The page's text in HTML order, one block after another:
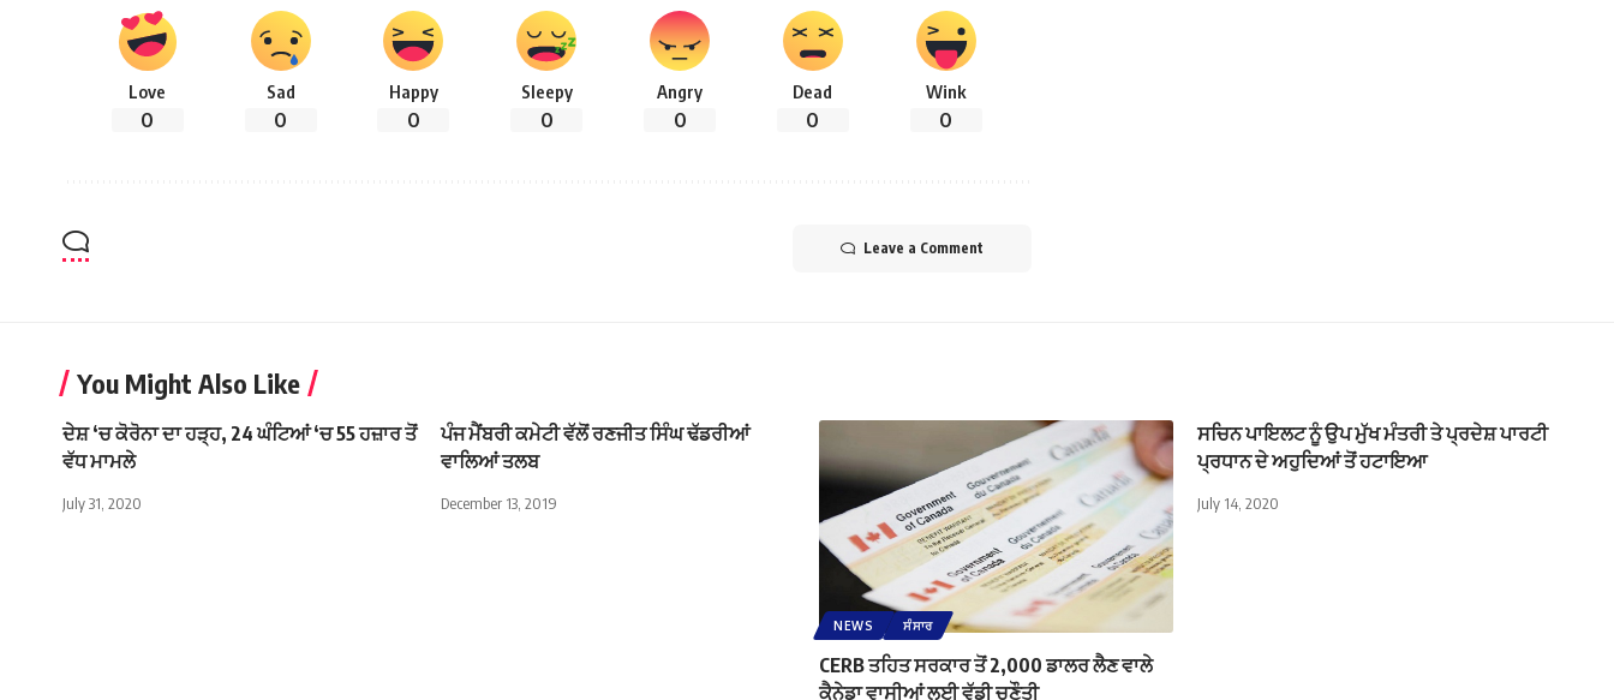
Love
0
Sad
0
Happy
0
Sleepy
0
Angry
0
Dead
0
Wink
0
Leave a Comment
You Might Also Like
ਦੇਸ਼ ‘ਚ ਕੋਰੋਨਾ ਦਾ ਹੜ੍ਹ, 24 ਘੰਟਿਆਂ ‘ਚ 55 ਹਜ਼ਾਰ ਤੋਂ
ਵੱਧ ਮਾਮਲੇ
July 31, 2020
ਪੰਜ ਮੈਂਬਰੀ ਕਮੇਟੀ ਵੱਲੋਂ ਰਣਜੀਤ ਸਿੰਘ ਢੱਡਰੀਆਂ
ਵਾਲਿਆਂ ਤਲਬ
December 13, 2019
NEWS ਸੰਸਾਰ
CERB ਤਹਿਤ ਸਰਕਾਰ ਤੋਂ 2,000 ਡਾਲਰ ਲੈਣ ਵਾਲੇ
ਕੈਨੇਡਾ ਵਾਸੀਆਂ ਲਈ ਵੱਡੀ ਚੁਣੌਤੀ
ਸਚਿਨ ਪਾਇਲਟ ਨੂੰ ਉਪ ਮੁੱਖ ਮੰਤਰੀ ਤੇ ਪ੍ਰਦੇਸ਼ ਪਾਰਟੀ
ਪ੍ਰਧਾਨ ਦੇ ਅਹੁਦਿਆਂ ਤੋਂ ਹਟਾਇਆ
July 14, 2020